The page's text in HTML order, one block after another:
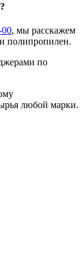
00, мы расскажем
полипропилен.
по
любой марки.